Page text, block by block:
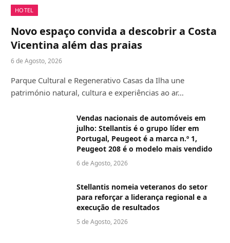
HOTEL
Novo espaço convida a descobrir a Costa
Vicentina além das praias
6 de Agosto, 2026
Parque Cultural e Regenerativo Casas da Ilha une
património natural, cultura e experiências ao ar…
Vendas nacionais de automóveis em
julho: Stellantis é o grupo líder em
Portugal, Peugeot é a marca n.º 1,
Peugeot 208 é o modelo mais vendido
6 de Agosto, 2026
Stellantis nomeia veteranos do setor
para reforçar a liderança regional e a
execução de resultados
5 de Agosto, 2026